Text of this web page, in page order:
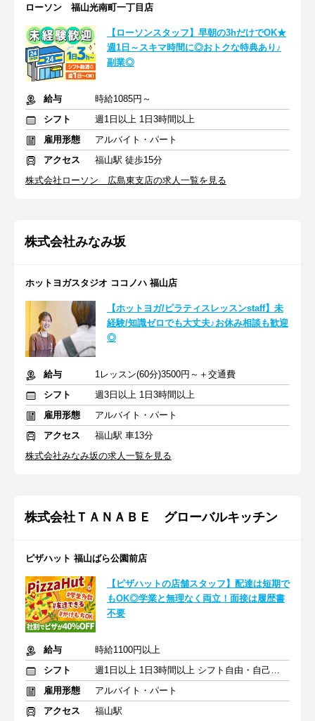
ローソン 福山光南町一丁目店
【ローソンスタッフ】早朝の3hだけでOK★
週1日～スキマ時間に◎おトクな特典あり♪
副業◎
給与
時給1085円～
シフト
週1日以上 1日3時間以上
雇用形態
アルバイト・パート
アクセス
福山駅 徒歩15分
株式会社ローソン 広島東支店の求人一覧を見る
株式会社みなみ坂
ホットヨガスタジオ ココノハ 福山店
【ホットヨガ/ピラティスレッスンstaff】未
経験/知識ゼロでも大丈夫♪お休み相談も歓迎
◎
給与
1レッスン(60分)3500円～＋交通費
シフト
週3日以上 1日3時間以上
雇用形態
アルバイト・パート
アクセス
福山駅 車13分
株式会社みなみ坂の求人一覧を見る
株式会社ＴＡＮＡＢＥ グローバルキッチン
ピザハット 福山ばら公園前店
【ピザハットの店舗スタッフ】配達は短期で
もOK◎学業と無理なく両立！面接は履歴書
不要
給与
時給1100円以上
シフト
週1日以上 1日3時間以上 シフト自由・自己申告
雇用形態
アルバイト・パート
アクセス
福山駅